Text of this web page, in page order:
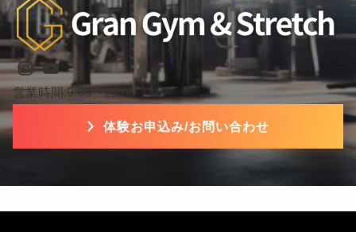
Instagram
YouTube
営業時間:9:00〜22:00
体験お申込み/お問い合わせ